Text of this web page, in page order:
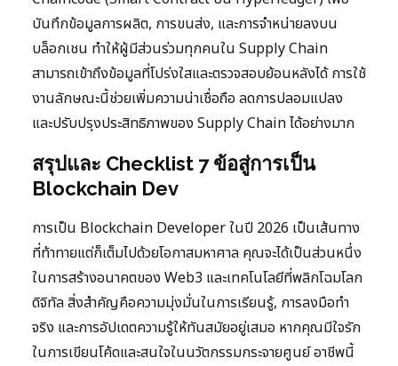
บันทึกข้อมูลการผลิต, การขนส่ง, และการจำหน่ายลงบน
บล็อกเชน ทำให้ผู้มีส่วนร่วมทุกคนใน Supply Chain
สามารถเข้าถึงข้อมูลที่โปร่งใสและตรวจสอบย้อนหลังได้ การใช้
งานลักษณะนี้ช่วยเพิ่มความน่าเชื่อถือ ลดการปลอมแปลง
และปรับปรุงประสิทธิภาพของ Supply Chain ได้อย่างมาก
สรุปและ Checklist 7 ข้อสู่การเป็น
Blockchain Dev
การเป็น Blockchain Developer ในปี 2026 เป็นเส้นทาง
ที่ท้าทายแต่ก็เต็มไปด้วยโอกาสมหาศาล คุณจะได้เป็นส่วนหนึ่ง
ในการสร้างอนาคตของ Web3 และเทคโนโลยีที่พลิกโฉมโลก
ดิจิทัล สิ่งสำคัญคือความมุ่งมั่นในการเรียนรู้, การลงมือทำ
จริง และการอัปเดตความรู้ให้ทันสมัยอยู่เสมอ หากคุณมีใจรัก
ในการเขียนโค้ดและสนใจในนวัตกรรมกระจายศูนย์ อาชีพนี้